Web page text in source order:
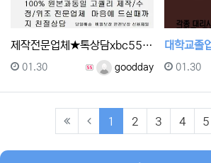
제작전문업체★톡상담xbc55▲텔레xbc58 #각종대리시…
등록자goodday
등록일
01.30 등록일
01.30
1 (current)
2 3 4 5